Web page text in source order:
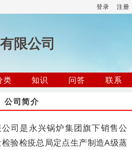
登录 注册
限公司
类 知识 问答
联系
公司简介
司是永兴锅炉集团旗下销售公
验检疫总局定点生产制造A级蒸